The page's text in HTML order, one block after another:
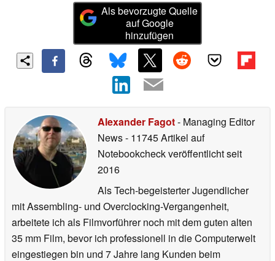
Als bevorzugte Quelle
auf Google
hinzufügen
Alexander Fagot- Managing Editor
News- 11745 Artikel auf
Notebookcheck veröffentlichtseit
2016
Als Tech-begeisterter Jugendlicher
mit Assembling- und Overclocking-Vergangenheit,
arbeitete ich als Filmvorführer noch mit dem guten alten
35 mm Film, bevor ich professionell in die Computerwelt
eingestiegen bin und 7 Jahre lang Kunden beim